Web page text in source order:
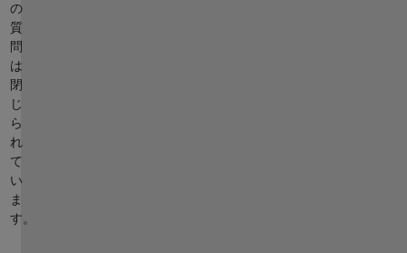
の
質
問
は
閉
じ
ら
れ
て
い
ま
す。